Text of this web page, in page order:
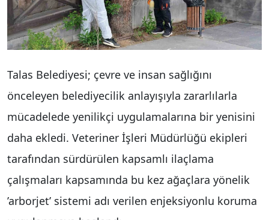
Talas Belediyesi; çevre ve insan sağlığını
önceleyen belediyecilik anlayışıyla zararlılarla
mücadelede yenilikçi uygulamalarına bir yenisini
daha ekledi. Veteriner İşleri Müdürlüğü ekipleri
tarafından sürdürülen kapsamlı ilaçlama
çalışmaları kapsamında bu kez ağaçlara yönelik
’arborjet’ sistemi adı verilen enjeksiyonlu koruma